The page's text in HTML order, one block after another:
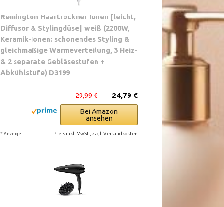
Remington Haartrockner Ionen [leicht,
Diffusor & Stylingdüse] weiß (2200W,
Keramik-Ionen: schonendes Styling &
gleichmäßige Wärmeverteilung, 3 Heiz-
& 2 separate Gebläsestufen +
Abkühlstufe) D3199
24,79 €
29,99 €
Bei Amazon
ansehen
* Anzeige Preis inkl. MwSt., zzgl. Versandkosten